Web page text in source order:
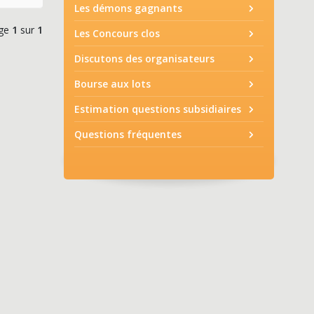
1 sur 1
Les démons gagnants
Les Concours clos
Discutons des organisateurs
Bourse aux lots
Estimation questions subsidiaires
Questions fréquentes